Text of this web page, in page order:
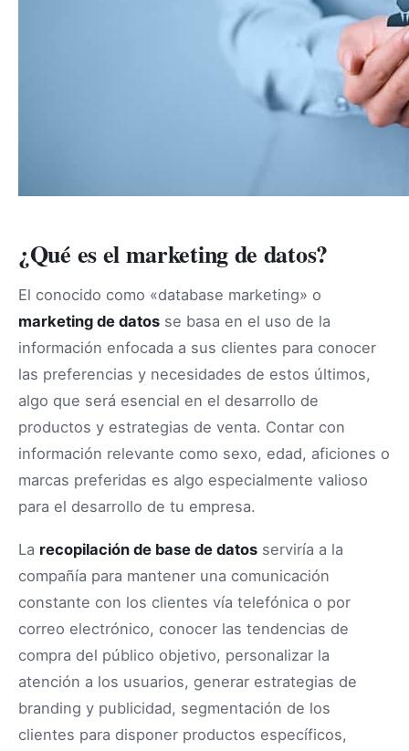
¿Qué es el marketing de datos?
El conocido como «database marketing» o
marketing de datos se basa en el uso de la
información enfocada a sus clientes para conocer
las preferencias y necesidades de estos últimos,
algo que será esencial en el desarrollo de
productos y estrategias de venta. Contar con
información relevante como sexo, edad, aficiones o
marcas preferidas es algo especialmente valioso
para el desarrollo de tu empresa.
La recopilación de base de datos serviría a la
compañía para mantener una comunicación
constante con los clientes vía telefónica o por
correo electrónico, conocer las tendencias de
compra del público objetivo, personalizar la
atención a los usuarios, generar estrategias de
branding y publicidad, segmentación de los
clientes para disponer productos específicos,